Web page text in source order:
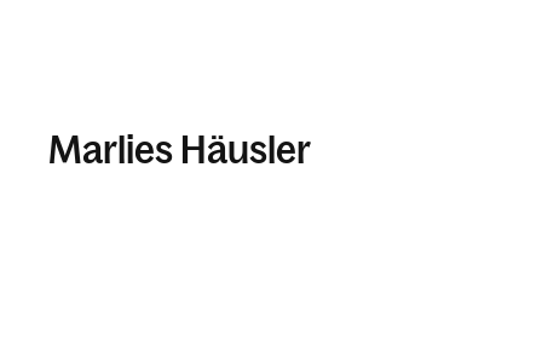
Marlies Häusler